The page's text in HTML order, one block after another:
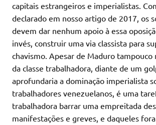
capitais estrangeiros e imperialistas.
declarado em nosso artigo de 2017, os
devem dar nenhum apoio à essa
invés, construir uma via classista para
chavismo. Apesar de Maduro tampouco
da classe trabalhadora, diante de um
aprofundaria a dominação imperialista
trabalhadores venezuelanos, é uma
trabalhadora barrar uma empreitada
manifestações e greves, e daqueles